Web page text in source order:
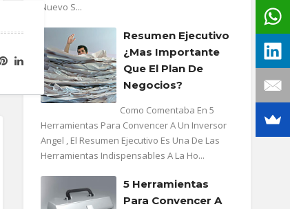
Nuevo S...
Resumen Ejecutivo
¿mas Importante
Que El Plan De
Negocios?
Como Comentaba En 5
Herramientas Para Convencer A Un Inversor
Angel , El Resumen Ejecutivo Es Una De Las
Herramientas Indispensables A La Ho...
5 Herramientas
Para Convencer A